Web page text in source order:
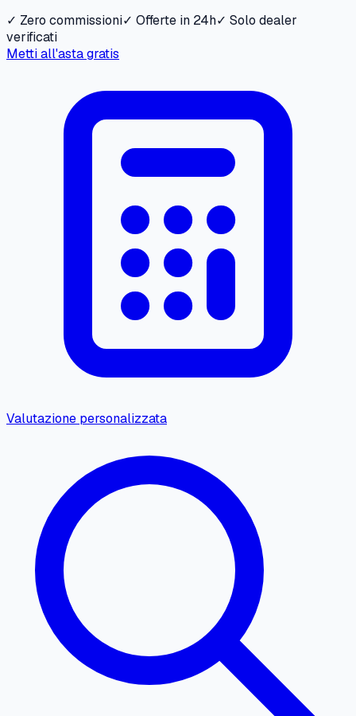
✓ Zero commissioni✓ Offerte in 24h✓ Solo dealer
verificati
Metti all'asta gratis
Valutazione personalizzata